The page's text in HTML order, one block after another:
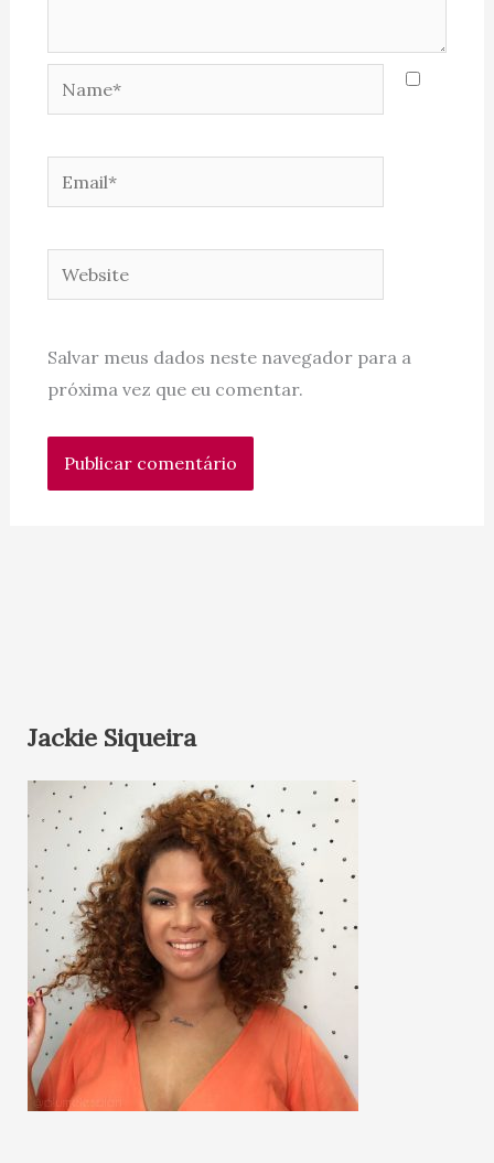
Name*
Email*
Website
Salvar meus dados neste navegador para a
próxima vez que eu comentar.
Jackie Siqueira